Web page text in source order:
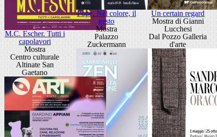
M.C. Escher. Tutti i
capolavori
Mostra
Centro culturale
Altinate San
Gaetano
Pope. Nel colore, il
gesto
Mostra
Palazzo
Zuckermann
Un certain regard
Mostra di Gianni
Lucchesi
Dal Pozzo Galleria
d'arte